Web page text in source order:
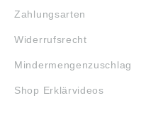
Zahlungsarten
Widerrufsrecht
Mindermengenzuschlag
Shop Erklärvideos